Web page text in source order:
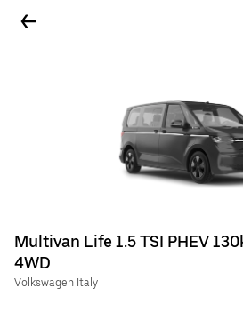
Multivan Life 1.5 TSI PHEV
4WD
Volkswagen Italy